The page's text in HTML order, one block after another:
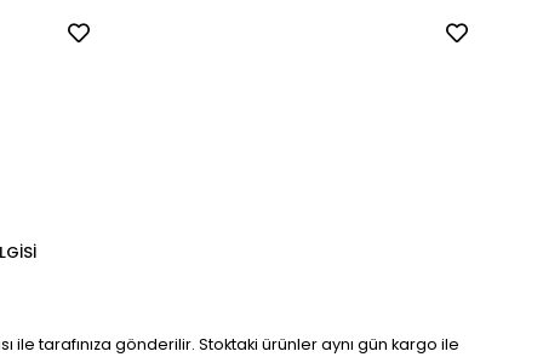
ile tarafınıza gönderilir. Stoktaki ürünler aynı gün kargo ile